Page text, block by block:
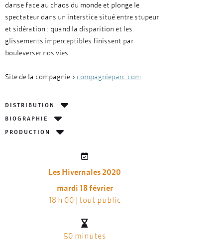
danse face au chaos du monde et plonge le
spectateur dans un interstice situé entre stupeur
et sidération : quand la disparition et les
glissements imperceptibles finissent par
bouleverser nos vies.
Site de la compagnie > compagnieparc.com
DISTRIBUTION
BIOGRAPHIE
PRODUCTION
Les Hivernales 2020
mardi 18 février
18 h 00 | tout public
50 minutes